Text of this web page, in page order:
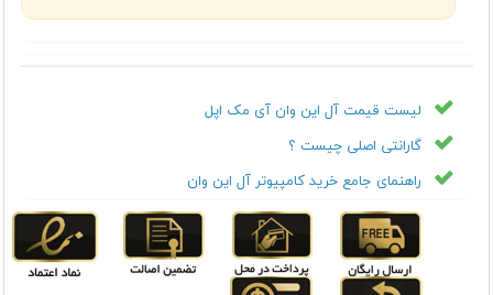
لیست قیمت آل این وان آی مک اپل
گارانتی اصلی چیست ؟
راهنمای جامع خرید کامپیوتر آل این وان